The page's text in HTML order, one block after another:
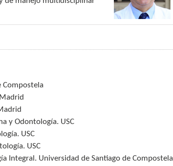
Compostela
y Odontología. USC
USC
USC
Integral. Universidad de Santiago de Compostela